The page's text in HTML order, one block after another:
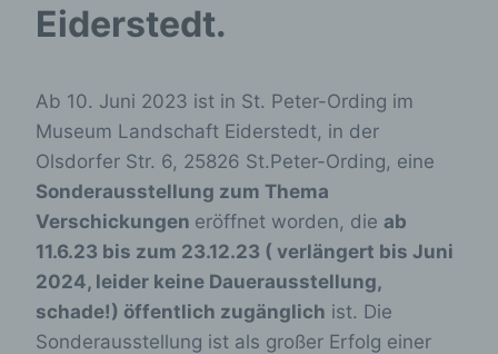
Eiderstedt.
Ab 10. Juni 2023 ist in St. Peter-Ording im
Museum Landschaft Eiderstedt, in der
Olsdorfer Str. 6, 25826 St.Peter-Ording, eine
Sonderausstellung zum Thema
Verschickungen eröffnet worden, die ab
11.6.23 bis zum 23.12.23 ( verlängert bis Juni
2024, leider keine Dauerausstellung,
schade!) öffentlich zugänglich ist. Die
Sonderausstellung ist als großer Erfolg einer